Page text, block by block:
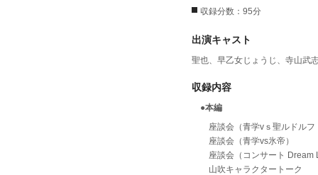
収録分数：95分
出演キャスト
聖也、早乙女じょうじ、寺山武
収録内容
●本編
座談会（青学vｓ聖ルドルフ
座談会（青学vs氷帝）
座談会（コンサート Dream
山吹キャラクタートーク